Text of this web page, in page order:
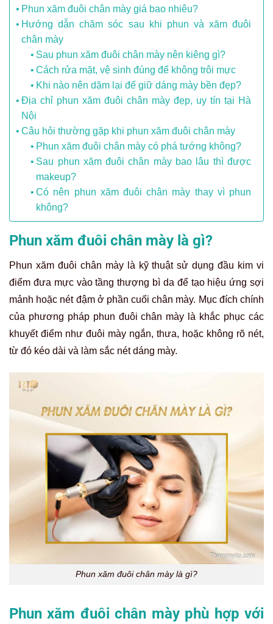
Phun xăm đuôi chân mày giá bao nhiêu?
Hướng dẫn chăm sóc sau khi phun và xăm đuôi
chân mày
Sau phun xăm đuôi chân mày nên kiêng gì?
Cách rửa mặt, vệ sinh đúng để không trôi mực
Khi nào nên dặm lại để giữ dáng mày bền đẹp?
Địa chỉ phun xăm đuôi chân mày đẹp, uy tín tại Hà
Nội
Câu hỏi thường gặp khi phun xăm đuôi chân mày
Phun xăm đuôi chân mày có phá tướng không?
Sau phun xăm đuôi chân mày bao lâu thì được
makeup?
Có nên phun xăm đuôi chân mày thay vì phun
không?
Phun xăm đuôi chân mày là gì?
Phun xăm đuôi chân mày là kỹ thuật sử dụng đầu kim vi
điểm đưa mực vào tầng thượng bì da để tạo hiệu ứng sợi
mảnh hoặc nét đậm ở phần cuối chân mày. Mục đích chính
của phương pháp phun đuôi chân mày là khắc phục các
khuyết điểm như đuôi mày ngắn, thưa, hoặc không rõ nét,
từ đó kéo dài và làm sắc nét dáng mày.
Phun xăm đuôi chân mày là gì?
Phun xăm đuôi chân mày phù hợp với